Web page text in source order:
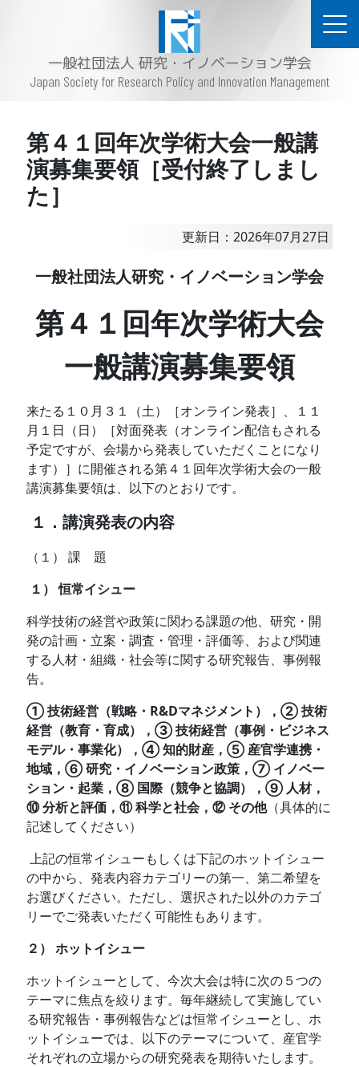
一般社団法人 研究・イノベーション学会
Japan Society for Research Policy and Innovation Management
第４１回年次学術大会一般講
演募集要領［受付終了しまし
た］
更新日：2026年07月27日
一般社団法人研究・イノベーション学会
第４１回年次学術大会
一般講演募集要領
来たる１０月３１（土）［オンライン発表］、１１
月１日（日）［対面発表（オンライン配信もされる
予定ですが、会場から発表していただくことになり
ます）］に開催される第４１回年次学術大会の一般
講演募集要領は、以下のとおりです。
１．講演発表の内容
（１） 課 題
１） 恒常イシュー
科学技術の経営や政策に関わる課題の他、研究・開
発の計画・立案・調査・管理・評価等、および関連
する人材・組織・社会等に関する研究報告、事例報
告。
① 技術経営（戦略・R&Dマネジメント），② 技術
経営（教育・育成），③ 技術経営（事例・ビジネス
モデル・事業化），④ 知的財産，⑤ 産官学連携・
地域，⑥ 研究・イノベーション政策，⑦ イノベー
ション・起業，⑧ 国際（競争と協調），⑨ 人材，
⑩ 分析と評価，⑪ 科学と社会，⑫ その他（具体的に
記述してください）
上記の恒常イシューもしくは下記のホットイシュー
の中から、発表内容カテゴリーの第一、第二希望を
お選びください。ただし、選択された以外のカテゴ
リーでご発表いただく可能性もあります。
２） ホットイシュー
ホットイシューとして、今次大会は特に次の５つの
テーマに焦点を絞ります。毎年継続して実施してい
る研究報告・事例報告などは恒常イシューとし、ホ
ットイシューでは、以下のテーマについて、産官学
それぞれの立場からの研究発表を期待いたします。